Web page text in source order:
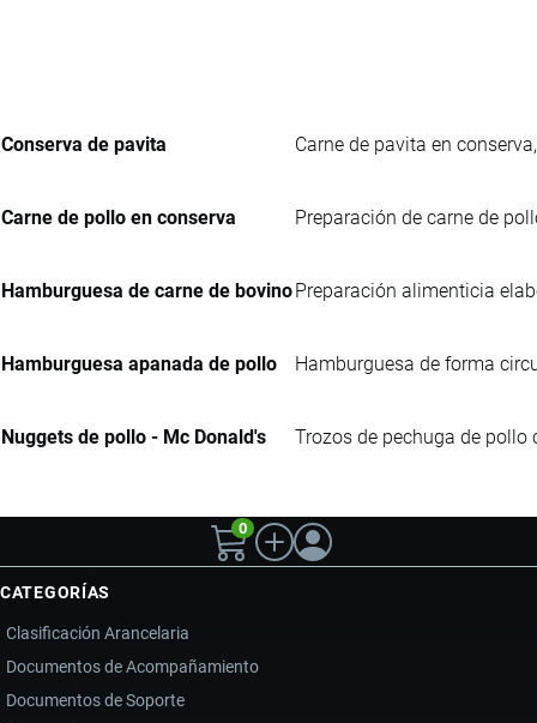
Conserva de pavita Carne de pavita en
Carne de pollo en conserva Preparación de carne de
Hamburguesa de carne de bovino Preparación alimenticia
Hamburguesa apanada de pollo Hamburguesa de forma
Nuggets de pollo - Mc Donald's Trozos de pechuga de pollo
0
CATEGORÍAS
Clasificación Arancelaria
Documentos de Acompañamiento
Documentos de Soporte